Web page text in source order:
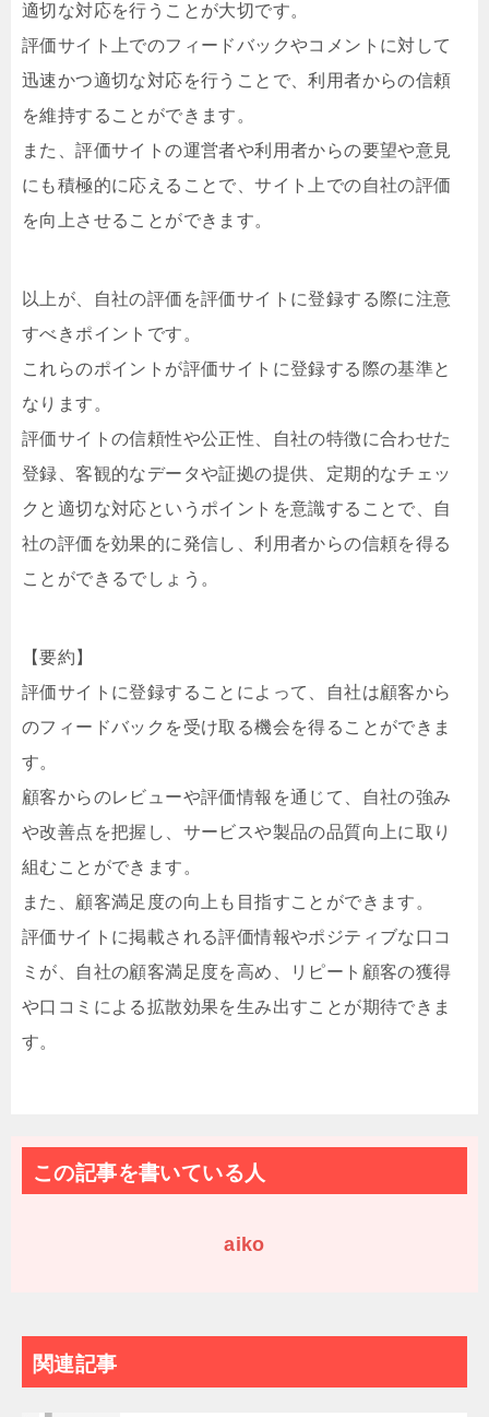
適切な対応を行うことが大切です。
評価サイト上でのフィードバックやコメントに対して
迅速かつ適切な対応を行うことで、利用者からの信頼
を維持することができます。
また、評価サイトの運営者や利用者からの要望や意見
にも積極的に応えることで、サイト上での自社の評価
を向上させることができます。
以上が、自社の評価を評価サイトに登録する際に注意
すべきポイントです。
これらのポイントが評価サイトに登録する際の基準と
なります。
評価サイトの信頼性や公正性、自社の特徴に合わせた
登録、客観的なデータや証拠の提供、定期的なチェッ
クと適切な対応というポイントを意識することで、自
社の評価を効果的に発信し、利用者からの信頼を得る
ことができるでしょう。
【要約】
評価サイトに登録することによって、自社は顧客から
のフィードバックを受け取る機会を得ることができま
す。
顧客からのレビューや評価情報を通じて、自社の強み
や改善点を把握し、サービスや製品の品質向上に取り
組むことができます。
また、顧客満足度の向上も目指すことができます。
評価サイトに掲載される評価情報やポジティブな口コ
ミが、自社の顧客満足度を高め、リピート顧客の獲得
や口コミによる拡散効果を生み出すことが期待できま
す。
この記事を書いている人
aiko
関連記事